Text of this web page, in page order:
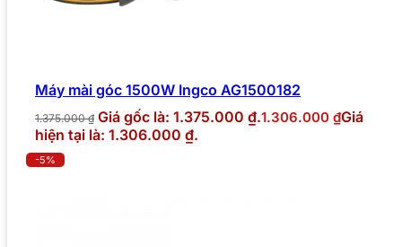
Máy mài góc 1500W Ingco AG1500182
1.375.000₫ Giá gốc là: 1.375.000 ₫.1.306.000 ₫Giá
hiện tại là: 1.306.000 ₫.
-5%